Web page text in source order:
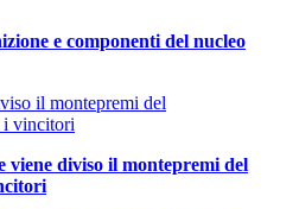
e componenti del nucleo
viene diviso il montepremi del